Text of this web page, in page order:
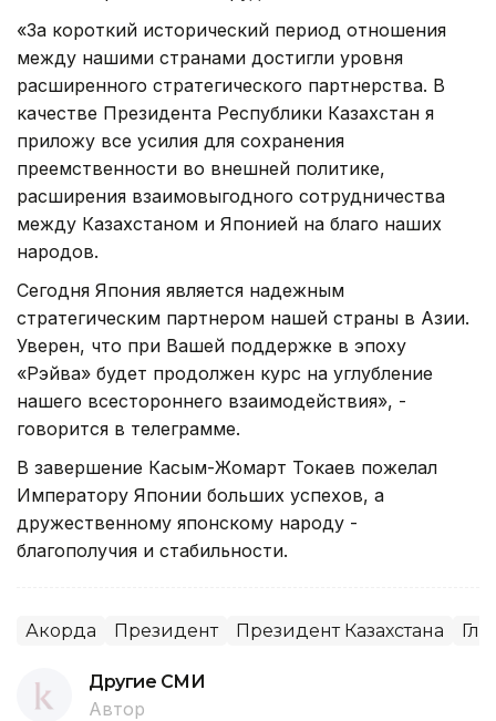
«За короткий исторический период отношения
между нашими странами достигли уровня
расширенного стратегического партнерства. В
качестве Президента Республики Казахстан я
приложу все усилия для сохранения
преемственности во внешней политике,
расширения взаимовыгодного сотрудничества
между Казахстаном и Японией на благо наших
народов.
Сегодня Япония является надежным
стратегическим партнером нашей страны в Азии.
Уверен, что при Вашей поддержке в эпоху
«Рэйва» будет продолжен курс на углубление
нашего всестороннего взаимодействия», -
говорится в телеграмме.
В завершение Касым-Жомарт Токаев пожелал
Императору Японии больших успехов, а
дружественному японскому народу -
благополучия и стабильности.
Акорда Президент Президент Казахстана
Другие СМИ
Автор